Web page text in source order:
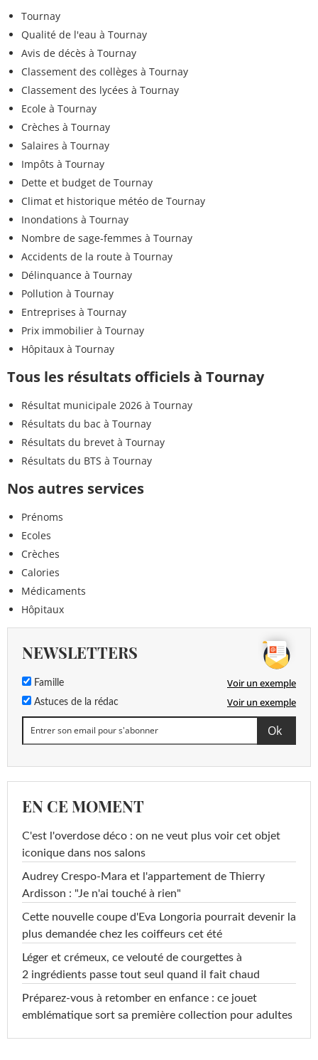
Tournay
Qualité de l'eau à Tournay
Avis de décès à Tournay
Classement des collèges à Tournay
Classement des lycées à Tournay
Ecole à Tournay
Crèches à Tournay
Salaires à Tournay
Impôts à Tournay
Dette et budget de Tournay
Climat et historique météo de Tournay
Inondations à Tournay
Nombre de sage-femmes à Tournay
Accidents de la route à Tournay
Délinquance à Tournay
Pollution à Tournay
Entreprises à Tournay
Prix immobilier à Tournay
Hôpitaux à Tournay
Tous les résultats officiels à Tournay
Résultat municipale 2026 à Tournay
Résultats du bac à Tournay
Résultats du brevet à Tournay
Résultats du BTS à Tournay
Nos autres services
Prénoms
Ecoles
Crèches
Calories
Médicaments
Hôpitaux
NEWSLETTERS
Famille Voir un exemple
Astuces de la rédac Voir un exemple
EN CE MOMENT
C'est l'overdose déco : on ne veut plus voir cet objet
iconique dans nos salons
Audrey Crespo-Mara et l'appartement de Thierry
Ardisson : "Je n'ai touché à rien"
Cette nouvelle coupe d'Eva Longoria pourrait devenir la
plus demandée chez les coiffeurs cet été
Léger et crémeux, ce velouté de courgettes à
2 ingrédients passe tout seul quand il fait chaud
Préparez-vous à retomber en enfance : ce jouet
emblématique sort sa première collection pour adultes